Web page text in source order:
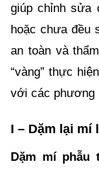
giúp chỉnh sửa
hoặc chưa đều
an toàn và
“vàng” thực
với các phương
I – Dặm lại mí
Dặm mí phẫu